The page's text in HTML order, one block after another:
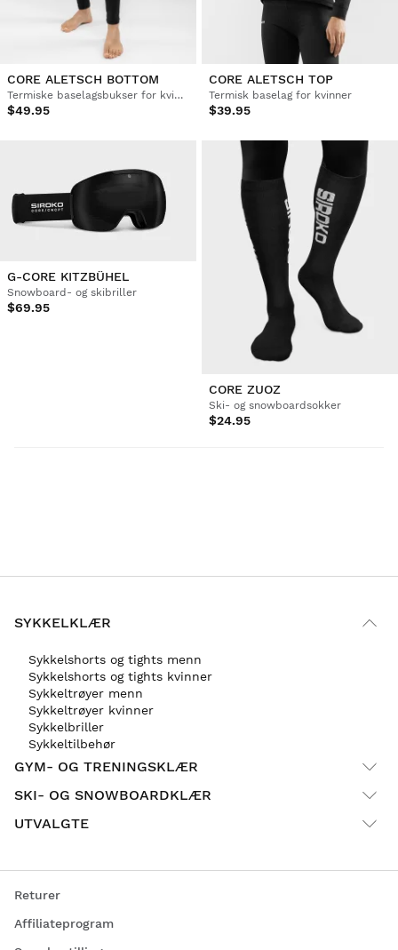
CORE ALETSCH BOTTOM
Termiske baselagsbukser for kvinner
$49.95
CORE ALETSCH TOP
Termisk baselag for kvinner
$39.95
G-CORE KITZBÜHEL
Snowboard- og skibriller
$69.95
CORE ZUOZ
Ski- og snowboardsokker
$24.95
SYKKELKLÆR
Sykkelshorts og tights menn
Sykkelshorts og tights kvinner
Sykkeltrøyer menn
Sykkeltrøyer kvinner
Sykkelbriller
Sykkeltilbehør
GYM- OG TRENINGSKLÆR
SKI- OG SNOWBOARDKLÆR
UTVALGTE
Returer
Affiliateprogram